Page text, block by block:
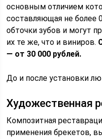
основным отличием
составляющая не более
обточки зубов и могут
их те же, что и виниров.
— от 30 000 рублей.
До и после установки
Художественная
Композитная
применения брекетов,